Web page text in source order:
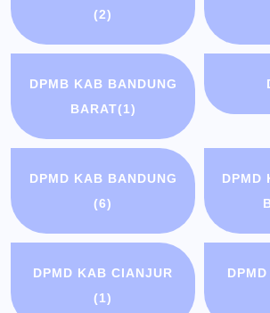
(2)
DPMB KAB BANDUNG
BARAT(1)
DPMD KAB BANDUNG
(6)
DPMD
DPMD KAB CIANJUR
(1)